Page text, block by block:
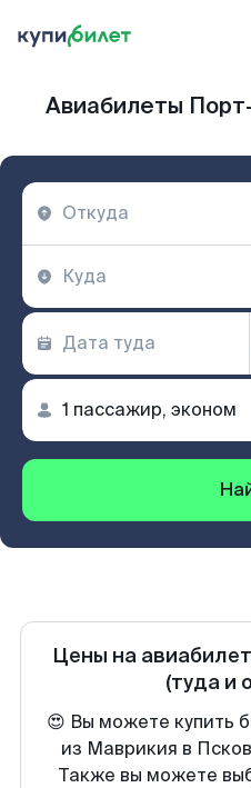
Авиабилеты
Цены на
(туда и
😍 Вы можете купить
из Маврикия в
Также вы можете